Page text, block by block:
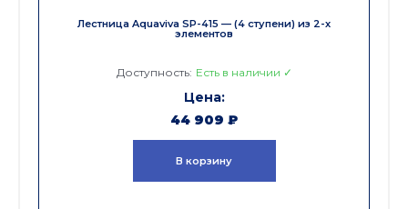
Лестница Aquaviva SP-415 — (4 ступени) из 2-х
элементов
Доступность: Есть в наличии ✓
44 909 ₽
В корзину